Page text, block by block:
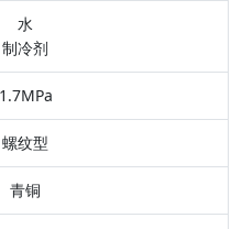
水
制冷剂
1.7MPa
螺纹型
青铜